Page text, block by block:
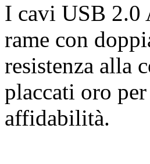
I cavi USB 2.0
rame con
resistenza alla
placcati oro
affidabilità.